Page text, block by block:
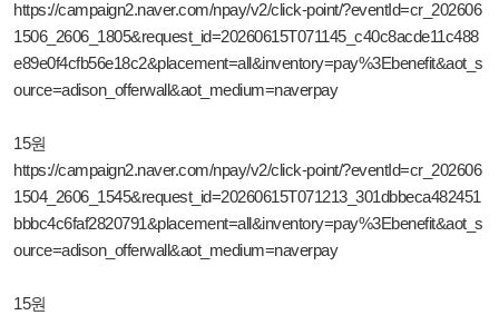
https://campaign2.naver.com/npay/v2/click-point/?eventId=cr_202606
1506_2606_1805&request_id=20260615T071145_c40c8acde11c488
e89e0f4cfb56e18c2&placement=all&inventory=pay%3Ebenefit&aot_s
ource=adison_offerwall&aot_medium=naverpay
15원
https://campaign2.naver.com/npay/v2/click-point/?eventId=cr_202606
1504_2606_1545&request_id=20260615T071213_301dbbeca482451
bbbc4c6faf2820791&placement=all&inventory=pay%3Ebenefit&aot_s
ource=adison_offerwall&aot_medium=naverpay
15원